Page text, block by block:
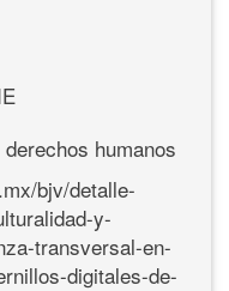
humanos
bjv/detalle-
y-
transversal-en-
digitales-de-